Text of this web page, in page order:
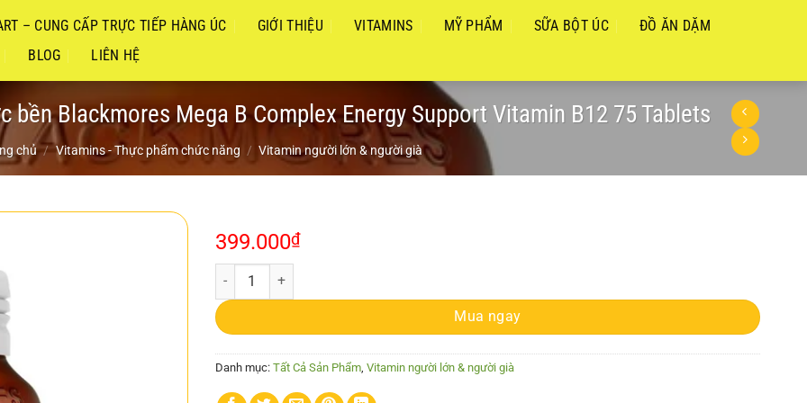
– CUNG CẤP TRỰC TIẾP HÀNG ÚC GIỚI THIỆU VITAMINS MỸ PHẨM SỮA BỘT ÚC
ĐỒ ĂN DẶM
BLOG LIÊN HỆ
Blackmores Mega B Complex Energy Support Vitamin B12 75 Tablets
chủ / Vitamins - Thực phẩm chức năng / Vitamin người lớn & người già
399.000₫
Viên Vitamin B tổng hợp tăng sức bền Blackmores Mega B Complex Energy Support Vitamin B12 75
Mua ngay
Danh mục: Tất Cả Sản Phẩm Vitamin người lớn & người già